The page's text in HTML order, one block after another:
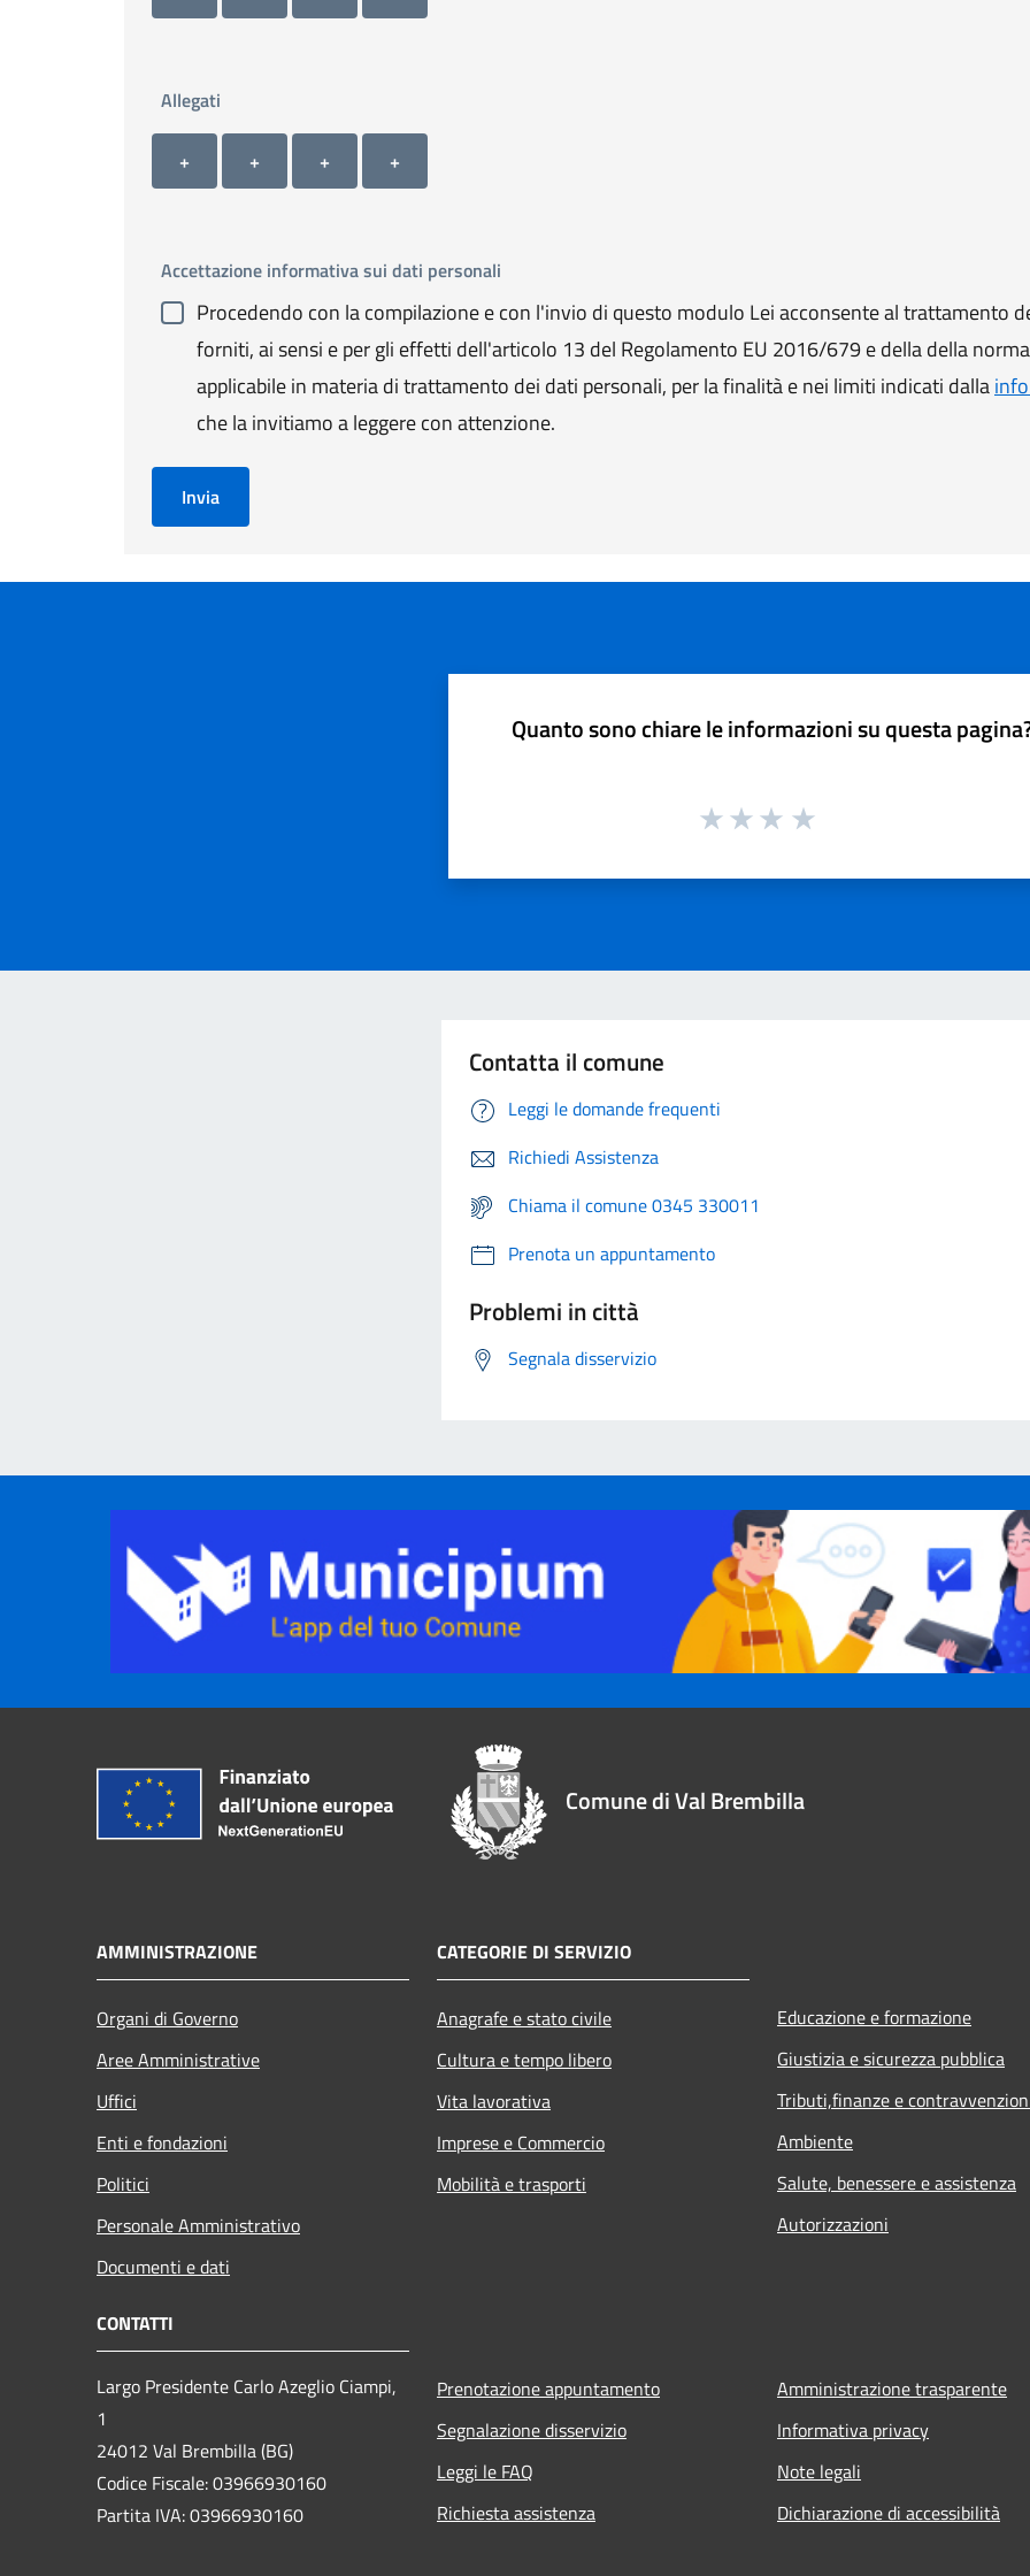
Allegati
Allegato 1
+
Allegato 2
+
Allegato 3
+
Allegato 4
+
Accettazione informativa sui dati personali
Procedendo con la compilazione e con l'invio di questo modulo Lei acconsente al trattamento
forniti, ai sensi e per gli effetti dell'articolo 13 del Regolamento EU 2016/679 e della della
applicabile in materia di trattamento dei dati personali, per la finalità e nei limiti indicati dalla
che la invitiamo a leggere con attenzione.
Invia
Quanto sono chiare le informazioni su questa
Contatta il comune
Leggi le domande frequenti
Richiedi Assistenza
Chiama il comune 0345 330011
Prenota un appuntamento
Problemi in città
Segnala disservizio
Comune di Val Brembilla
AMMINISTRAZIONE
Organi di Governo
Aree Amministrative
Uffici
Enti e fondazioni
Politici
Personale Amministrativo
Documenti e dati
CATEGORIE DI SERVIZIO
Anagrafe e stato civile
Cultura e tempo libero
Vita lavorativa
Imprese e Commercio
Mobilità e trasporti
Educazione e formazione
Giustizia e sicurezza pubblica
Tributi,finanze e
Ambiente
Salute, benessere e assistenza
Autorizzazioni
CONTATTI
Largo Presidente Carlo Azeglio Ciampi,
1
24012 Val Brembilla (BG)
Codice Fiscale: 03966930160
Partita IVA: 03966930160
Prenotazione appuntamento
Segnalazione disservizio
Leggi le FAQ
Richiesta assistenza
Amministrazione trasparente
Informativa privacy
Note legali
Dichiarazione di accessibilità